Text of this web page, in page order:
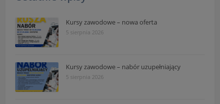
Kursy zawodowe – nowa oferta
5 sierpnia 2026
Kursy zawodowe – nabór uzupełniający
5 sierpnia 2026